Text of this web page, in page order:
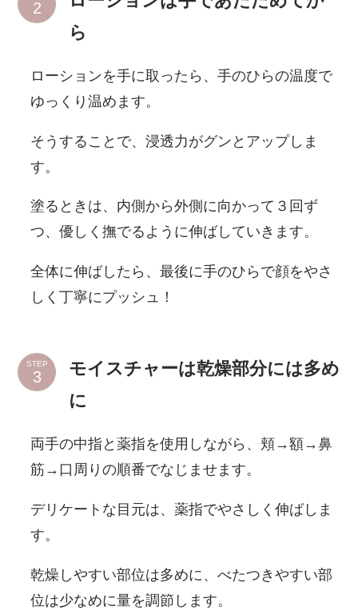
ら
ローションを手に取ったら、手のひらの温度で
ゆっくり温めます。
そうすることで、浸透力がグンとアップしま
す。
塗るときは、内側から外側に向かって３回ず
つ、優しく撫でるように伸ばしていきます。
全体に伸ばしたら、最後に手のひらで顔をやさ
しく丁寧にプッシュ！
STEP
モイスチャーは乾燥部分には多め
に
両手の中指と薬指を使用しながら、頬→額→鼻
筋→口周りの順番でなじませます。
デリケートな目元は、薬指でやさしく伸ばしま
す。
乾燥しやすい部位は多めに、べたつきやすい部
位は少なめに量を調節します。